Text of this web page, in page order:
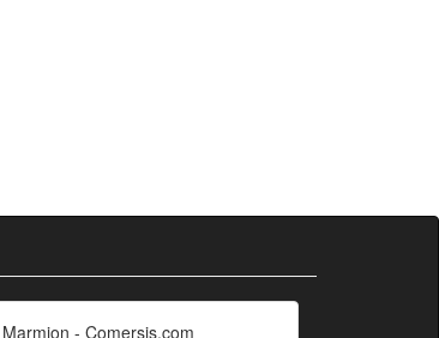
- Comersis.com